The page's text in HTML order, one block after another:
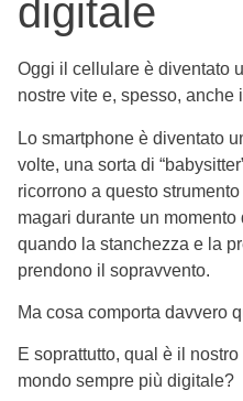
digitale
Oggi il cellulare è diventato
nostre vite e, spesso, anche
Lo smartphone è diventato
volte, una sorta di
ricorrono a questo
magari durante un
quando la stanchezza e la
prendono il sopravvento.
Ma cosa comporta davvero
E soprattutto, qual è il
mondo sempre più digitale?